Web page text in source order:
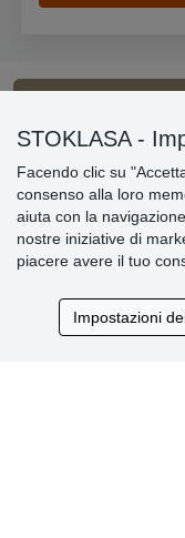
Informazioni
» Impostazioni dei
» Termini &
» Informativa sulla
» Consegna e
» Garanzia e resi
STOKLASA -
Facendo clic su
consenso alla loro
aiuta con la
nostre iniziative di
piacere avere il tuo
Impostazioni